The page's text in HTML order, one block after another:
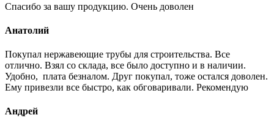
Спасибо за вашу продукцию. Очень доволен
Анатолий
Покупал нержавеющие трубы для строительства. Все
отлично. Взял со склада, все было доступно и в наличии.
Удобно, плата безналом. Друг покупал, тоже остался доволен.
Ему привезли все быстро, как обговаривали. Рекомендую
Андрей